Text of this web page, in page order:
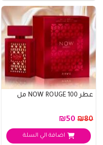
عطر NOW ROUGE 100 مل
₪80
اضافة الي السلة